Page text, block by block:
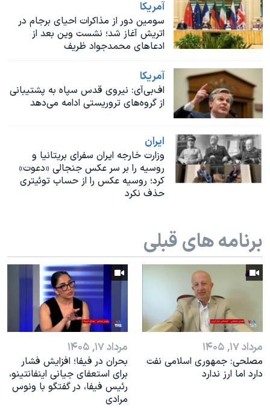
نرگس محمدی برنده جایزه نوبل صلح
همایش محافظه‌کاران آمریکا «سی‌پک»
صفحه‌های ویژه
سفر پرزیدنت ترامپ به چین
آمريکا
سومین دور از مذاکرات احیای برجام در
اتریش آغاز شد؛ نشست وین بعد از
ادعاهای محمدجواد ظریف
آمريکا
اف‌بی‌آی: نیروی قدس سپاه به پشتیبانی
از گروه‌های تروریستی ادامه می‌دهد
ايران
وزارت خارجه ایران سفرای بریتانیا و
روسیه را بر سر عکس جنجالی «دعوت»
کرد؛ روسیه عکس را از حساب توئیتری
حذف نکرد
برنامه های قبلی
مرداد ۱۷, ۱۴۰۵
مصلحی: جمهوری اسلامی نفت
دارد اما ارز ندارد
مرداد ۱۷, ۱۴۰۵
بحران در فیفا؛ افزایش فشار
برای استعفای جیانی اینفانتینو،
رئیس فیفا، در گفتگو با ونوس
مرادی